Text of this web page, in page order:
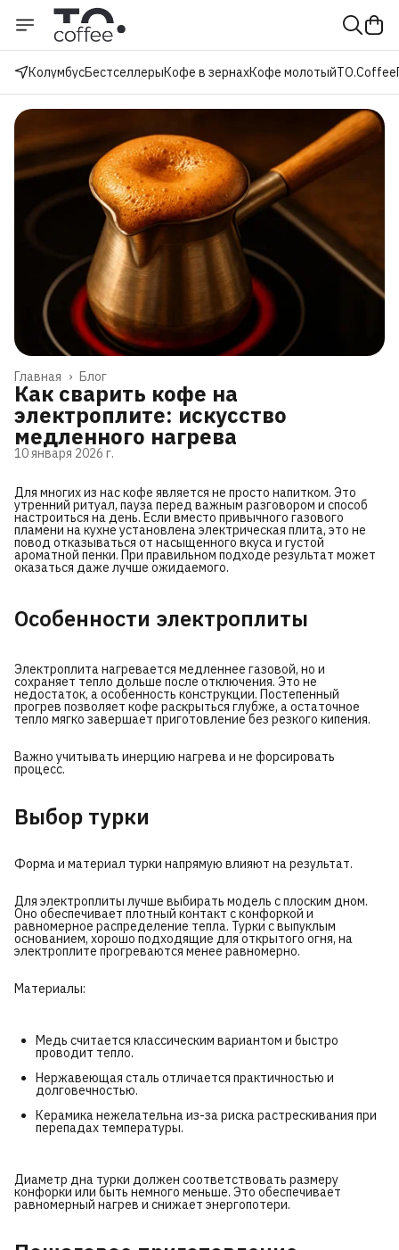
КолумбусБестселлерыКофе в зернахКофе молотыйTO.Coffee
Блог
Главная ›
Как сварить кофе на
электроплите: искусство
медленного нагрева
10 января 2026 г.
Для многих из нас кофе является не просто напитком. Это
утренний ритуал, пауза перед важным разговором и способ
настроиться на день. Если вместо привычного газового
пламени на кухне установлена электрическая плита, это не
повод отказываться от насыщенного вкуса и густой
ароматной пенки. При правильном подходе результат может
оказаться даже лучше ожидаемого.
Особенности электроплиты
Электроплита нагревается медленнее газовой, но и
сохраняет тепло дольше после отключения. Это не
недостаток, а особенность конструкции. Постепенный
прогрев позволяет кофе раскрыться глубже, а остаточное
тепло мягко завершает приготовление без резкого кипения.
Важно учитывать инерцию нагрева и не форсировать
процесс.
Выбор турки
Форма и материал турки напрямую влияют на результат.
Для электроплиты лучше выбирать модель с плоским дном.
Оно обеспечивает плотный контакт с конфоркой и
равномерное распределение тепла. Турки с выпуклым
основанием, хорошо подходящие для открытого огня, на
электроплите прогреваются менее равномерно.
Материалы:
Медь считается классическим вариантом и быстро
проводит тепло.
Нержавеющая сталь отличается практичностью и
долговечностью.
Керамика нежелательна из-за риска растрескивания при
перепадах температуры.
Диаметр дна турки должен соответствовать размеру
конфорки или быть немного меньше. Это обеспечивает
равномерный нагрев и снижает энергопотери.